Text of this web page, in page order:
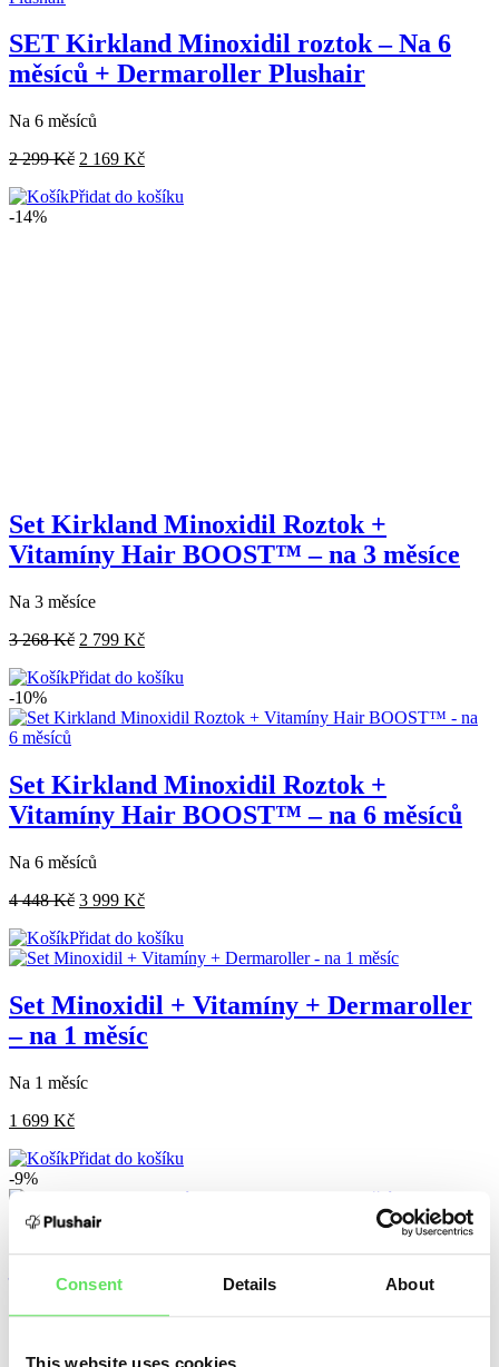
Consent Details About
This website uses cookies
SET Kirkland Minoxidil roztok – Na 6
měsíců + Dermaroller Plushair
Na 6 měsíců
2 299Kč 2 169 Kč
Přidat do košíku
-14%
Set Kirkland Minoxidil Roztok +
Vitamíny Hair BOOST™ – na 3 měsíce
Na 3 měsíce
3 268Kč 2 799 Kč
Přidat do košíku
-10%
Set Kirkland Minoxidil Roztok +
Vitamíny Hair BOOST™ – na 6 měsíců
Na 6 měsíců
4 448Kč 3 999 Kč
Přidat do košíku
Set Minoxidil + Vitamíny + Dermaroller
– na 1 měsíc
Na 1 měsíc
1 699 Kč
Přidat do košíku
-9%
Set Minoxidil + Vitamíny + Dermaroller
– na 3 měsíce
Na 3 měsíce
3 299Kč 2 999Kč